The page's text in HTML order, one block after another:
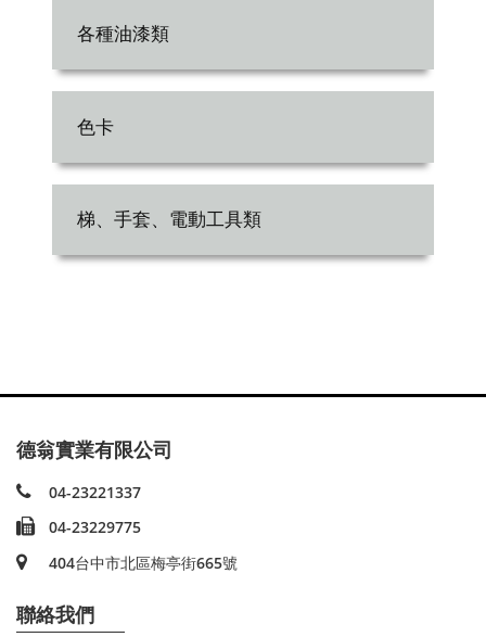
各種油漆類
色卡
梯、手套、電動工具類
德翁實業有限公司
04-23221337
04-23229775
404台中市北區梅亭街665號
聯絡我們